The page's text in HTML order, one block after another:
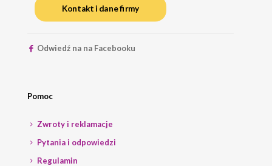
Kontakt i dane firmy
Odwiedź na na Facebooku
Pomoc
Zwroty i reklamacje
Pytania i odpowiedzi
Regulamin